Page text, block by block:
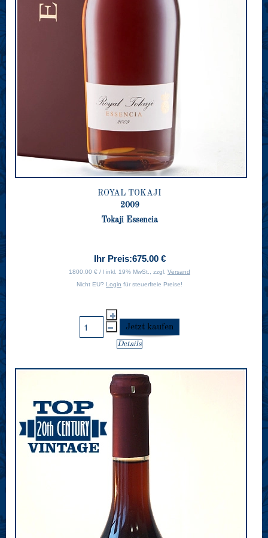
ROYAL TOKAJI
2009
Tokaji Essencia
Ihr Preis:675.00 €
1800.00 € / l inkl. 19% MwSt., zzgl. Versand
Nicht EU? Login für steuerfreie Preise!
Details